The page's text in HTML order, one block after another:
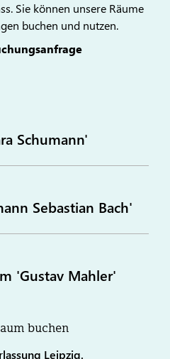
Sie können unsere Räume
buchen und nutzen.
Schumann'
Sebastian Bach'
'Gustav Mahler'
buchen
Leipzig.